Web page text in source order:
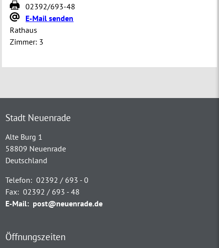
02392/693-48
E-Mail senden
Rathaus
Zimmer: 3
Stadt Neuenrade
Alte Burg 1
58809 Neuenrade
Deutschland
Telefon: 02392 / 693 - 0
Fax: 02392 / 693 - 48
E-Mail: post@neuenrade.de
Öffnungszeiten